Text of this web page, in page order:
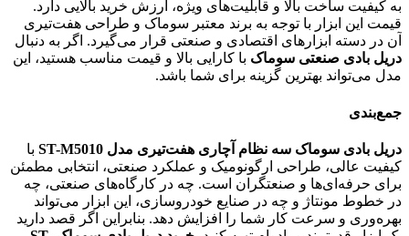
به کیفیت ساخت بالا و قابلیت‌های ویژه، ارزش خرید بالایی دارد.
قیمت این ابزار با توجه به برند معتبر سوماک و طراحی هفت‌تیری
آن در دسته ابزارهای اقتصادی و صنعتی قرار می‌گیرد. اگر به دنبال
دریل بادی صنعتی سوماک با کارایی بالا و قیمت مناسب هستید، این
مدل می‌تواند بهترین گزینه برای شما باشد.
جمع‌بندی
دریل بادی سوماک سه نظام آچاری هفت‌تیری مدل ST-M5010
با
کیفیت عالی، طراحی ارگونومیک و عملکرد صنعتی، انتخابی مطمئن
برای حرفه‌ای‌ها و صنعتگران است. چه در کارگاه‌های صنعتی، چه
در خطوط مونتاژ و چه در صنایع خودروسازی، این ابزار می‌تواند
بهره‌وری و سرعت کار شما را افزایش دهد. بنابراین اگر قصد دارید